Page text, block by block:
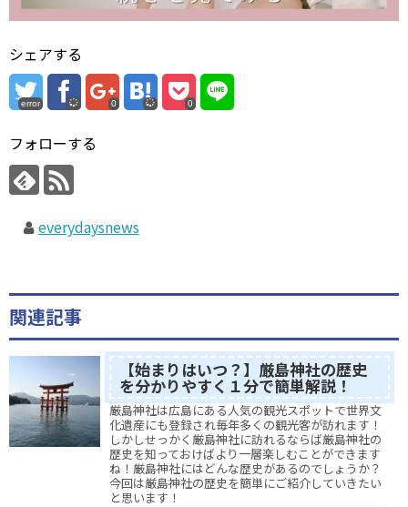
シェアする
error 0 0
フォローする
everydaysnews
関連記事
【始まりはいつ？】厳島神社の歴史
を分かりやすく１分で簡単解説！
厳島神社は広島にある人気の観光スポットで世界文
化遺産にも登録され毎年多くの観光客が訪れます！
しかしせっかく厳島神社に訪れるならば厳島神社の
歴史を知っておけばより一層楽しむことができます
ね！厳島神社にはどんな歴史があるのでしょうか？
今回は厳島神社の歴史を簡単にご紹介していきたい
と思います！